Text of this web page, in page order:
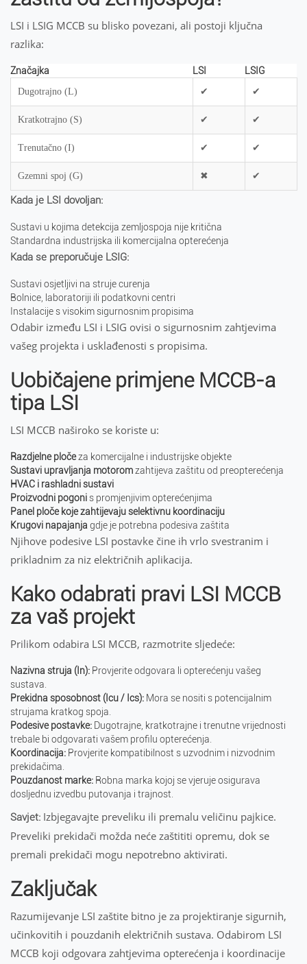
LSI i LSIG MCCB su blisko povezani, ali postoji ključna
razlika:
Značajka LSI LSIG
Dugotrajno (L) ✔ ✔
Kratkotrajno (S) ✔ ✔
Trenutačno (I) ✔ ✔
Gzemni spoj (G) ✖ ✔
Kada je LSI dovoljan:
Sustavi u kojima detekcija zemljospoja nije kritična
Standardna industrijska ili komercijalna opterećenja
Kada se preporučuje LSIG:
Sustavi osjetljivi na struje curenja
Bolnice, laboratoriji ili podatkovni centri
Instalacije s visokim sigurnosnim propisima
Odabir između LSI i LSIG ovisi o sigurnosnim zahtjevima
vašeg projekta i usklađenosti s propisima.
Uobičajene primjene MCCB-a
tipa LSI
LSI MCCB naširoko se koriste u:
Razdjelne pločeza komercijalne i industrijske objekte
Sustavi upravljanja motoromzahtijeva zaštitu od preopterećenja
HVAC i rashladni sustavi
Proizvodni pogoni s promjenjivim opterećenjima
Panel ploče koje zahtijevaju selektivnu koordinaciju
Krugovi napajanja gdje je potrebna podesiva zaštita
Njihove podesive LSI postavke čine ih vrlo svestranim i
prikladnim za niz električnih aplikacija.
Kako odabrati pravi LSI MCCB
za vaš projekt
Prilikom odabira LSI MCCB, razmotrite sljedeće:
Nazivna struja (In): Provjerite odgovara li opterećenju vašeg
sustava.
Prekidna sposobnost (Icu / Ics): Mora se nositi s potencijalnim
strujama kratkog spoja.
Podesive postavke: Dugotrajne, kratkotrajne i trenutne vrijednosti
trebale bi odgovarati vašem profilu opterećenja.
Koordinacija: Provjerite kompatibilnost s uzvodnim i nizvodnim
prekidačima.
Pouzdanost marke: Robna marka kojoj se vjeruje osigurava
dosljednu izvedbu putovanja i trajnost.
Savjet: Izbjegavajte preveliku ili premalu veličinu pajkice.
Preveliki prekidači možda neće zaštititi opremu, dok se
premali prekidači mogu nepotrebno aktivirati.
Zaključak
Razumijevanje LSI zaštite bitno je za projektiranje sigurnih,
učinkovitih i pouzdanih električnih sustava. Odabirom LSI
MCCB koji odgovara zahtjevima opterećenja i koordinacije